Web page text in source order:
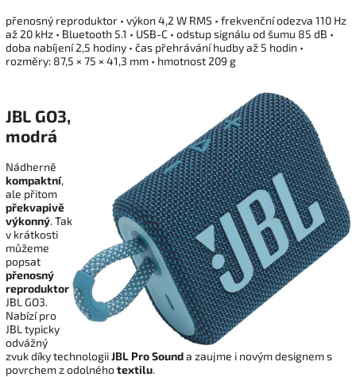
přenosný reproduktor • výkon 4,2 W RMS • frekvenční odezva 110 Hz
až 20 kHz • Bluetooth 5.1 • USB-C • odstup signálu od šumu 85 dB •
doba nabíjení 2,5 hodiny • čas přehrávání hudby až 5 hodin •
rozměry: 87,5 × 75 × 41,3 mm • hmotnost 209 g
JBL GO3,
modrá
Nádherně
kompaktní,
ale přitom
překvapivě
výkonný. Tak
v krátkosti
můžeme
popsat
přenosný
reproduktor
JBL GO3.
Nabízí pro
JBL typicky
odvážný
zvuk díky technologiiJBL Pro Sounda zaujme i novým designem s
povrchem z odolnéhotextilu.